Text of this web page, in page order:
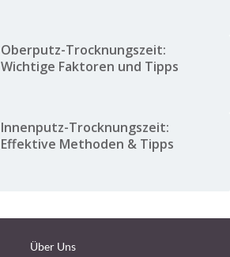
Oberputz-Trocknungszeit:
Wichtige Faktoren und Tipps
Innenputz-Trocknungszeit:
Effektive Methoden & Tipps
Über Uns